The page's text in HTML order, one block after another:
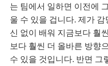
는 팀에서 일하면 이전에
울 수 있을 겁니다. 제가
신 없이 배워 지금보다 훨
보다 훨씬 더 올바른 방향
수 있을 것입니다. 반면 그